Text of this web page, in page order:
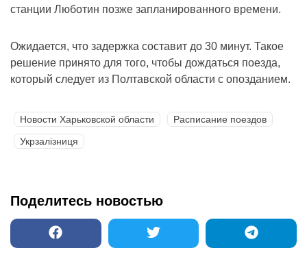
станции Люботин позже запланированного времени.
Ожидается, что задержка составит до 30 минут. Такое
решение принято для того, чтобы дождаться поезда,
который следует из Полтавской области с опозданием.
Новости Харьковской области
Расписание поездов
Укрзалізниця
Поделитесь новостью